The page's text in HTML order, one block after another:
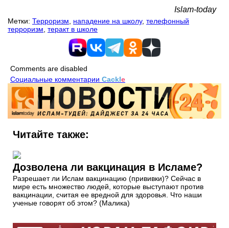
Islam-today
Метки: Терроризм нападение на школу, телефонный
терроризм теракт в школе
Comments are disabled
Социальные комментарии Cackle
Читайте также:
Дозволена ли вакцинация в Исламе?
Разрешает ли Ислам вакцинацию (прививки)? Сейчас в
мире есть множество людей, которые выступают против
вакцинации, считая ее вредной для здоровья. Что наши
ученые говорят об этом? (Малика)